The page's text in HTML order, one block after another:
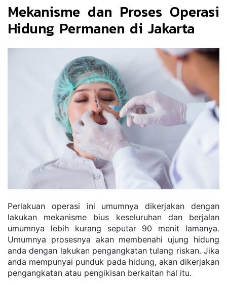
Mekanisme dan Proses Operasi
Hidung Permanen di Jakarta
Perlakuan operasi ini umumnya dikerjakan dengan
lakukan mekanisme bius keseluruhan dan berjalan
umumnya lebih kurang seputar 90 menit lamanya.
Umumnya prosesnya akan membenahi ujung hidung
anda dengan lakukan pengangkatan tulang riskan. Jika
anda mempunyai punduk pada hidung, akan dikerjakan
pengangkatan atau pengikisan berkaitan hal itu.